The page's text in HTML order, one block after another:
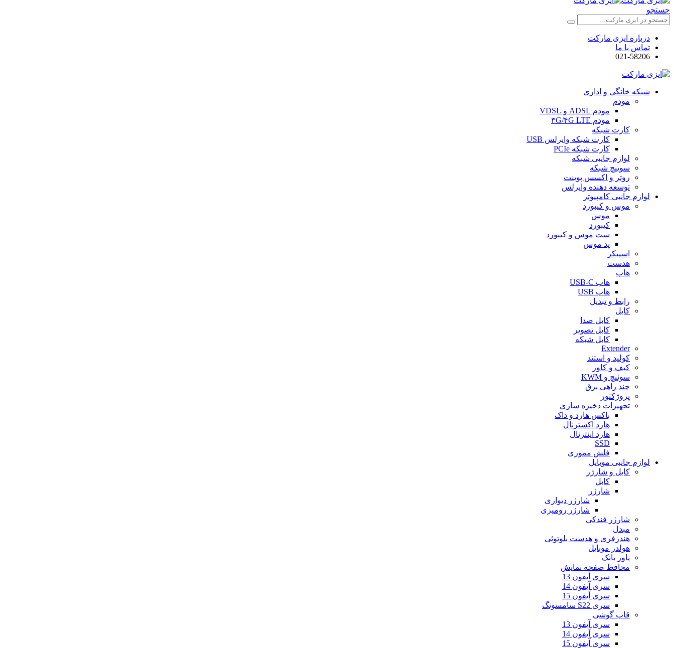
جستجو
درباره ایزی مارکت
تماس با ما
021-58206
شبکه خانگی و اداری
مودم
مودم ADSL و VDSL
مودم ۳G/۴G LTE
کارت شبکه
کارت شبکه وایرلس USB
کارت شبکه PCIe
لوازم جانبی شبکه
سوییچ شبکه
روتر و اکسس پوینت
توسعه دهنده وایرلس
لوازم جانبی کامپیوتر
موس و کیبورد
موس
کیبورد
ست موس و کیبورد
پد موس
اسپیکر
هدست
هاب
هاب USB-C
هاب USB
رابط و تبدیل
کابل
کابل صدا
کابل تصویر
کابل شبکه
Extender
کولپد و استند
کیف و کاور
سوئیچ و KWM
چند راهی برق
پروژکتور
تجهیزات ذخیره سازی
باکس هارد و داک
هارد اکسترنال
هارد اینترنال
SSD
فلش مموری
لوازم جانبی موبایل
کابل و شارژر
کابل
شارژر
شارژر دیواری
شارژر رومیزی
شارژر فندکی
مبدل
هندزفری و هدست بلوتوثی
هولدر موبایل
پاور بانک
محافظ صفحه نمایش
سری آیفون 13
سری آیفون 14
سری آیفون 15
سری S22 سامسونگ
قاب گوشی
سری آیفون 13
سری آیفون 14
سری آیفون 15